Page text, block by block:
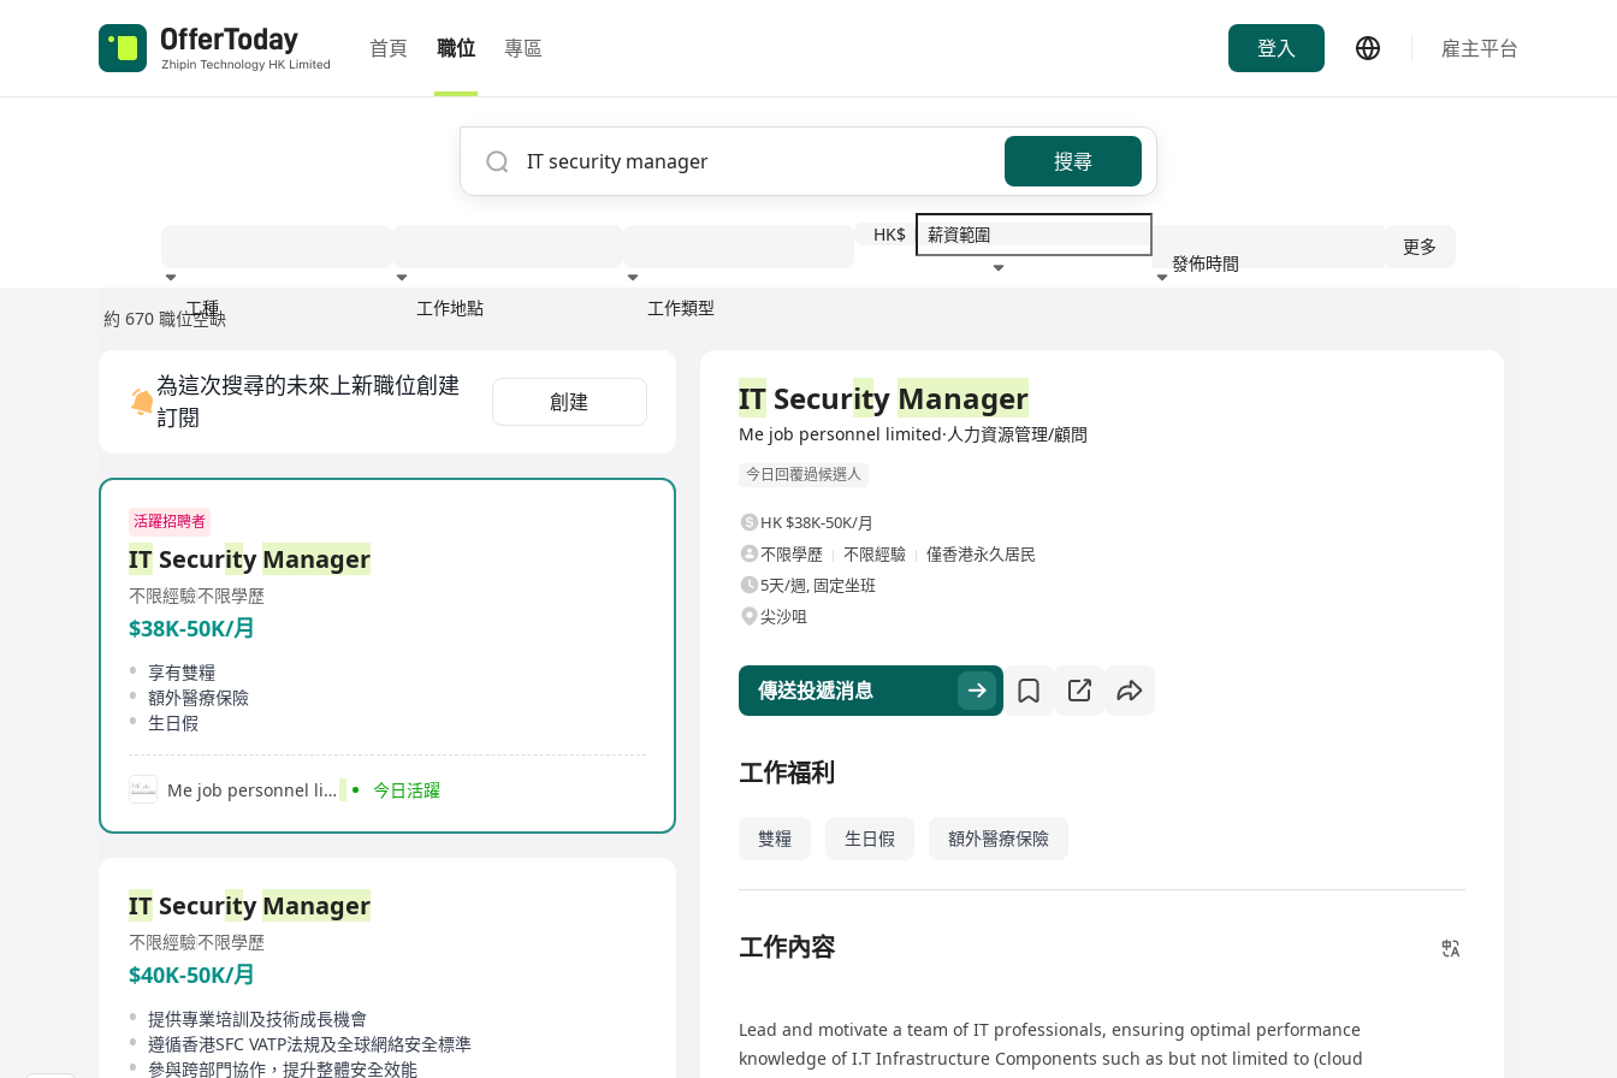
首頁 職位 專區 登入 雇主平台
搜尋
工種 工作地點 工作類型
HK$
發佈時間
更多
約 670 職位空缺
為這次搜尋的未來上新職位創建
訂閱
創建
活躍招聘者
IT SecurityManager
不限經驗不限學歷
$38K-50K/月
享有雙糧
額外醫療保險
生日假
Me job personnel lim ed 今日活躍
IT SecurityManager
不限經驗不限學歷
$40K-50K/月
提供專業培訓及技術成長機會
遵循香港SFC VATP法規及全球網絡安全標準
參與跨部門協作，提升整體安全效能
IT Security Manager
Me job personnel limited·人力資源管理/顧問
今日回覆過候選人
HK $38K-50K/月
不限學歷
不限經驗
僅香港永久居民
5天/週, 固定坐班
尖沙咀
傳送投遞消息
工作福利
雙糧 生日假 額外醫療保險
工作內容
Lead and motivate a team of IT professionals, ensuring optimal performance
knowledge of I.T Infrastructure Components such as but not limited to (cloud